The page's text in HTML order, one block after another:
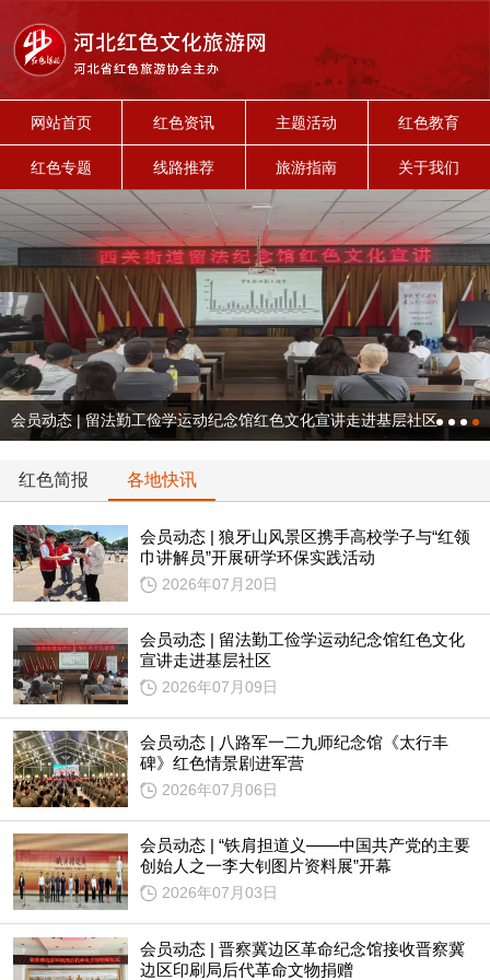
网站首页 红色资讯 主题活动 红色教育
红色专题 线路推荐 旅游指南 关于我们
会员动态 | 留法勤工俭学运动纪念馆红色文化宣讲走进基层社区
红色简报 各地快讯
会员动态 | 狼牙山风景区携手高校学子与“红领
巾讲解员”开展研学环保实践活动
2026年07月20日
会员动态 | 留法勤工俭学运动纪念馆红色文化
宣讲走进基层社区
2026年07月09日
会员动态 | 八路军一二九师纪念馆《太行丰
碑》红色情景剧进军营
2026年07月06日
会员动态 | “铁肩担道义——中国共产党的主要
创始人之一李大钊图片资料展”开幕
2026年07月03日
会员动态 | 晋察冀边区革命纪念馆接收晋察冀
边区印刷局后代革命文物捐赠